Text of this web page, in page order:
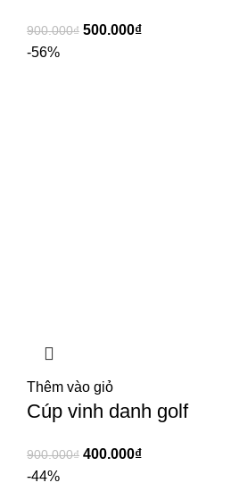
900.000₫ 500.000₫
-56%
Thêm vào giỏ
Cúp vinh danh golf
900.000₫ 400.000₫
-44%